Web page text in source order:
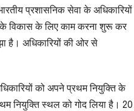
प्रशासनिक सेवा के अधिकारियों
के विकास के लिए काम करना शुरू कर
है। अधिकारियों की ओर से
को अपने प्रथम नियुक्ति के
नियुक्ति स्थल को गोद लिया है। 20